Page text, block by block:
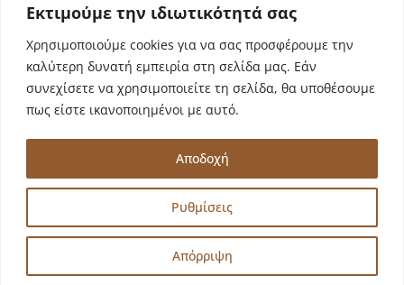
Εκτιμούμε την ιδιωτικότητά σας
Χρησιμοποιούμε cookies για να σας προσφέρουμε την
καλύτερη δυνατή εμπειρία στη σελίδα μας. Εάν
συνεχίσετε να χρησιμοποιείτε τη σελίδα, θα υποθέσουμε
πως είστε ικανοποιημένοι με αυτό.
Ρυθμίσεις
Απόρριψη
Αποδοχή
Δήμος Διδυμοτείχου
Πολιτική απορρήτου
Επικοινωνία